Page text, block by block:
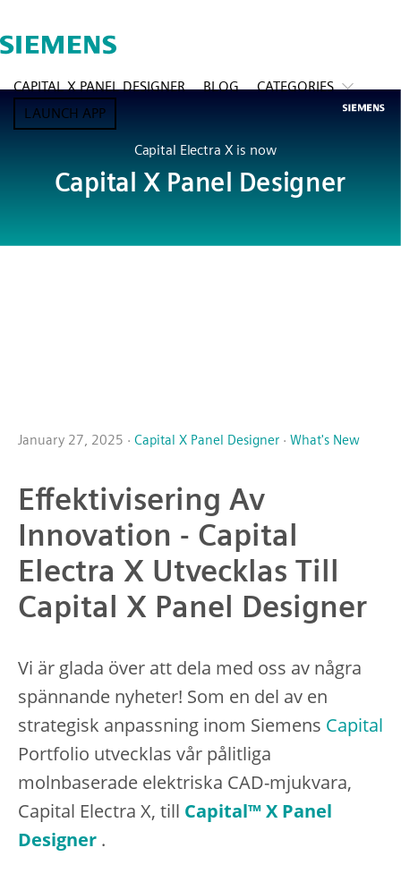
CAPITAL X PANEL DESIGNER BLOG
CATEGORIES
LAUNCH APP
January 27, 2025 · Capital X Panel Designer · What's New
Effektivisering Av
Innovation - Capital
Electra X Utvecklas Till
Capital X Panel Designer
Vi är glada över att dela med oss av några
spännande nyheter! Som en del av en
strategisk anpassning inom Siemens Capital
Portfolio utvecklas vår pålitliga
molnbaserade elektriska CAD-mjukvara,
Capital Electra X, till Capital™ X Panel
Designer .